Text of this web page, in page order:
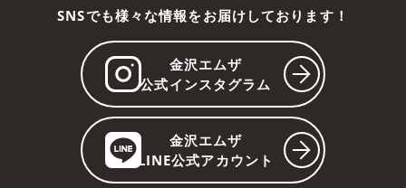
SNSでも様々な情報をお届けしております！
金沢エムザ
公式インスタグラム
金沢エムザ
LINE公式アカウント